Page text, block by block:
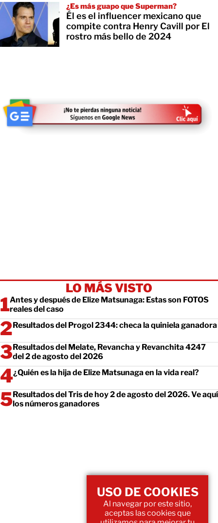
¿Es más guapo que Superman?
Él es el influencer mexicano que
compite contra Henry Cavill por El
rostro más bello de 2024
LO MÁS VISTO
Antes y después de Elize Matsunaga: Estas son FOTOS
reales del caso
Resultados del Progol 2344: checa la quiniela ganadora
Resultados del Melate, Revancha y Revanchita 4247
del 2 de agosto del 2026
¿Quién es la hija de Elize Matsunaga en la vida real?
Resultados del Tris de hoy 2 de agosto del 2026. Ve aquí
los números ganadores
USO DE COOKIES
Al navegar por este sitio,
aceptas las cookies que